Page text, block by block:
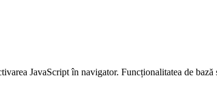
JavaScript în navigator. Funcționalitatea de